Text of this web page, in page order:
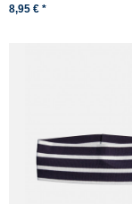
8,95 € *